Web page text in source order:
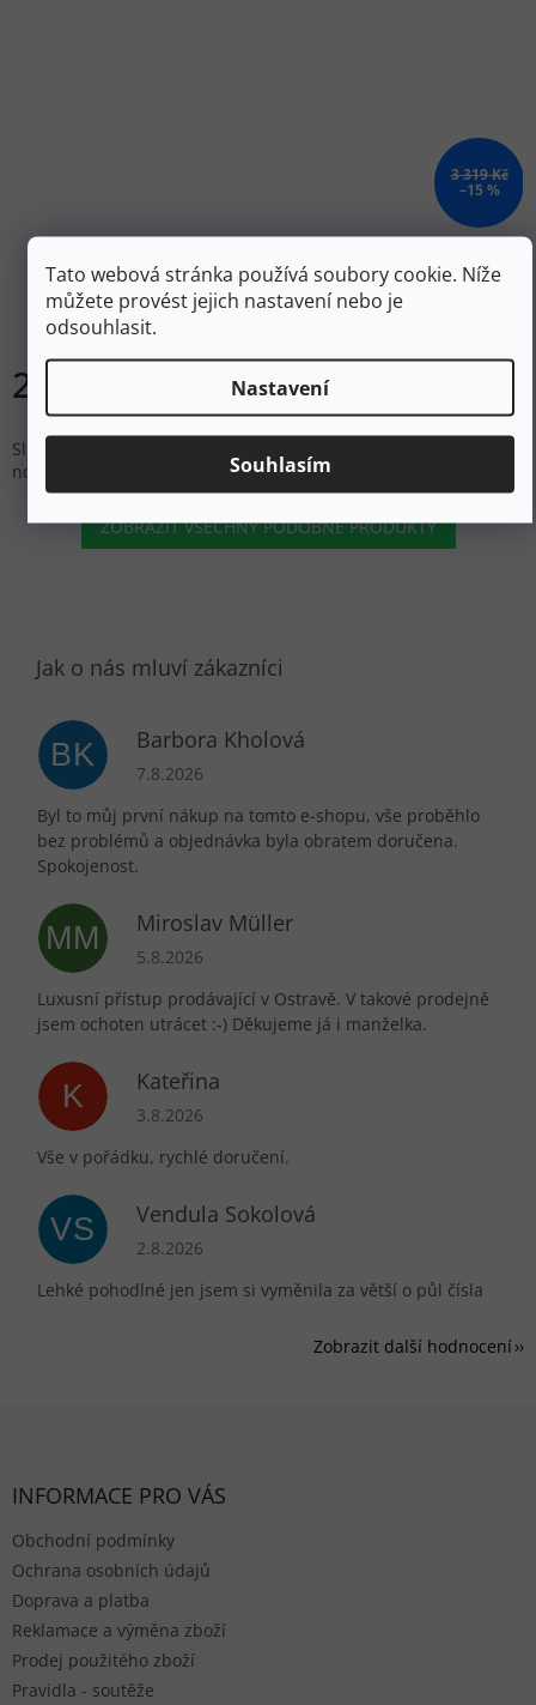
Tato webová stránka používá soubory cookie. Níže
můžete provést jejich nastavení nebo je
odsouhlasit.
Nastavení
Souhlasím
3 319 Kč
–15 %
2 799 Kč
Sluneční brýle Drive od francouzské firmy Julbo pro každodenní
nošení.
ZOBRAZIT VŠECHNY PODOBNÉ PRODUKTY
BK Barbora Kholová
Hodnocení obchodu je 5 z 5 hvězdiček.
7.8.2026
Byl to můj první nákup na tomto e-shopu, vše proběhlo
bez problémů a objednávka byla obratem doručena.
Spokojenost.
MM Miroslav Müller
Hodnocení obchodu je 5 z 5 hvězdiček.
5.8.2026
Luxusní přístup prodávající v Ostravě. V takové prodejně
jsem ochoten utrácet :-) Děkujeme já i manželka.
K Kateřina
Hodnocení obchodu je 5 z 5 hvězdiček.
3.8.2026
Vše v pořádku, rychlé doručení.
VS Vendula Sokolová
Hodnocení obchodu je 5 z 5 hvězdiček.
2.8.2026
Lehké pohodlné jen jsem si vyměnila za větší o půl čísla
Zobrazit další hodnocení
INFORMACE PRO VÁS
Obchodní podmínky
Ochrana osobních údajů
Doprava a platba
Reklamace a výměna zboží
Prodej použitého zboží
Pravidla - soutěže